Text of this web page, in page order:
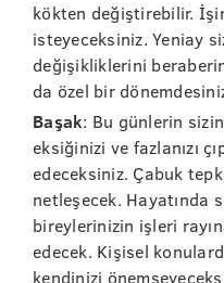
kökten değiştirebilir.
isteyeceksiniz. Yeniay
değişikliklerini
da özel bir
Başak: Bu günlerin
eksiğinizi ve fazlanızı
edeceksiniz. Çabuk
netleşecek. Hayatında
bireylerinizin işleri
edecek. Kişisel
kendinizi